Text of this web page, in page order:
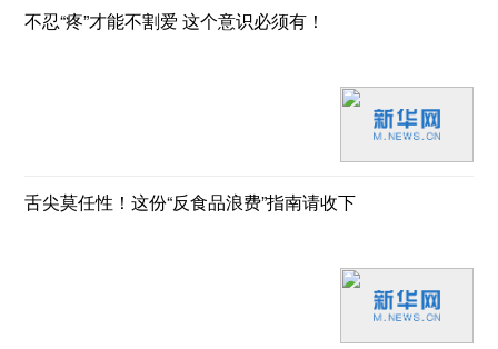
不忍“疼”才能不割爱 这个意识必须有！
舌尖莫任性！这份“反食品浪费”指南请收下